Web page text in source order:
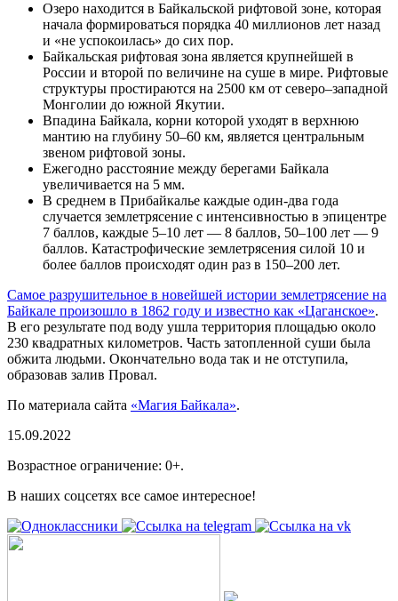
Озеро находится в Байкальской рифтовой зоне, которая
начала формироваться порядка 40 миллионов лет назад
и «не успокоилась» до сих пор.
Байкальская рифтовая зона является крупнейшей в
России и второй по величине на суше в мире. Рифтовые
структуры простираются на 2500 км от северо–западной
Монголии до южной Якутии.
Впадина Байкала, корни которой уходят в верхнюю
мантию на глубину 50–60 км, является центральным
звеном рифтовой зоны.
Ежегодно расстояние между берегами Байкала
увеличивается на 5 мм.
В среднем в Прибайкалье каждые один-два года
случается землетрясение с интенсивностью в эпицентре
7 баллов, каждые 5–10 лет — 8 баллов, 50–100 лет — 9
баллов. Катастрофические землетрясения силой 10 и
более баллов происходят один раз в 150–200 лет.
Самое разрушительное в новейшей истории землетрясение на
Байкале произошло в 1862 году и известно как «Цаганское».
В его результате под воду ушла территория площадью около
230 квадратных километров. Часть затопленной суши была
обжита людьми. Окончательно вода так и не отступила,
образовав залив Провал.
По материала сайта «Магия Байкала».
15.09.2022
Возрастное ограничение: 0+.
В наших соцсетях все самое интересное!